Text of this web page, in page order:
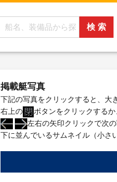
掲載艇写真
下記の写真をクリックすると、大
右上の
ボタンをクリックする
左右の矢印クリックで次
下に並んでいるサムネイル（小さ